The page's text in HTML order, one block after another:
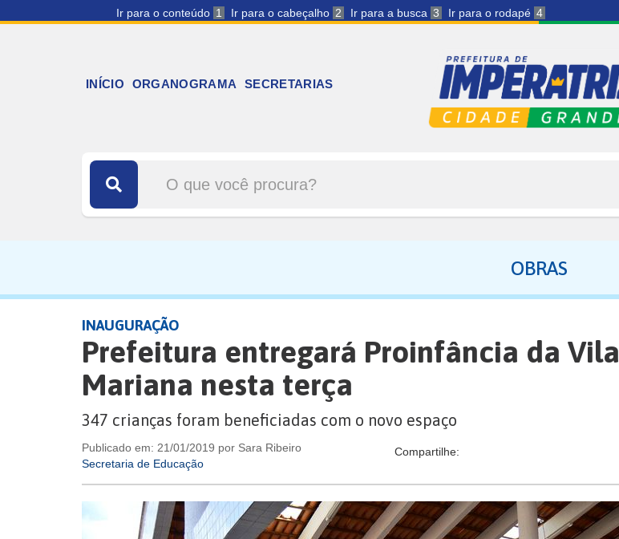
Ir para o conteúdo 1 Ir para o cabeçalho 2 Ir para a busca 3 Ir para o rodapé 4
INÍCIO ORGANOGRAMA SECRETARIAS
OBRAS
INAUGURAÇÃO
Prefeitura entregará Proinfância da Vila
Mariana nesta terça
347 crianças foram beneficiadas com o novo espaço
Publicado em: 21/01/2019 por Sara Ribeiro
Secretaria de Educação
Compartilhe: